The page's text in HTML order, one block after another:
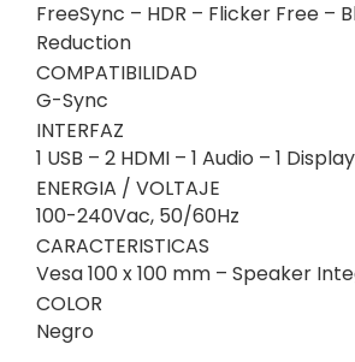
FreeSync – HDR – Flicker Free –
Reduction
COMPATIBILIDAD
G-Sync
INTERFAZ
1 USB – 2 HDMI – 1 Audio – 1
ENERGIA / VOLTAJE
100-240Vac, 50/60Hz
CARACTERISTICAS
Vesa 100 x 100 mm – Speaker
COLOR
Negro